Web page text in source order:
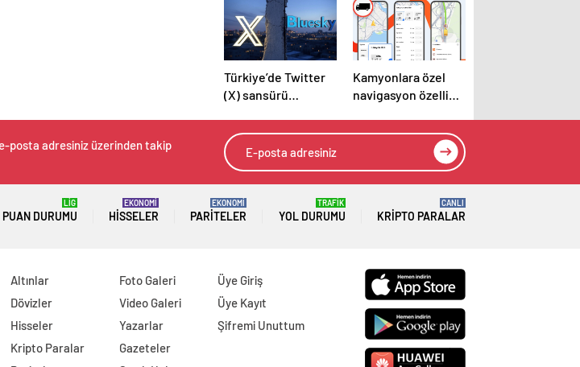
Türkiye’de Twitter
(X) sansürü
bir kesim BlueSky’a
yöneldi!
Kamyonlara özel
navigasyon özelliği
posta adresiniz üzerinden takip
PUAN DURUMU
LİG
HISSELER
EKONOMİ
PARITELER
EKONOMİ
YOL DURUMU
TRAFİK
KRIPTO PARALAR
CANLI
Altınlar
Dövizler
Hisseler
Kripto Paralar
Foto Galeri
Video Galeri
Yazarlar
Gazeteler
Üye Giriş
Üye Kayıt
Şifremi Unuttum